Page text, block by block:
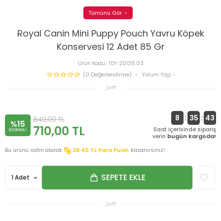
Royal Canin Mini Puppy Pouch Yavru Köpek
Konservesi 12 Adet 85 Gr
Ürün Kodu :101-20015.03
(0 Değerlendirme)
Yorum Yap
Tümünü Gör
%15
INDIRIMLI
840,00TL
710,00 TL
8 : 35 : 43
Saat içerisinde sipariş
verin bugün kargoda!
Bu ürünü satın alarak
28.40 TL Para Puan kazanırsınız!
SEPETE EKLE